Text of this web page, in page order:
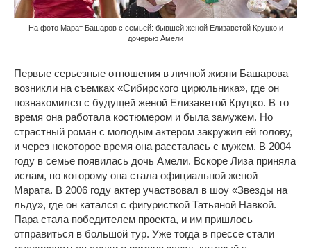
На фото Марат Башаров с семьей: бывшей женой Елизаветой Круцко и
дочерью Амели
Первые серьезные отношения в личной жизни Башарова
возникли на съемках «Сибирского цирюльника», где он
познакомился с будущей женой Елизаветой Круцко. В то
время она работала костюмером и была замужем. Но
страстный роман с молодым актером закружил ей голову,
и через некоторое время она рассталась с мужем. В 2004
году в семье появилась дочь Амели. Вскоре Лиза приняла
ислам, по которому она стала официальной женой
Марата. В 2006 году актер участвовал в шоу «Звезды на
льду», где он катался с фигуристкой Татьяной Навкой.
Пара стала победителем проекта, и им пришлось
отправиться в большой тур. Уже тогда в прессе стали